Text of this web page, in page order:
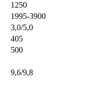
1250
1995-3900
3,0/5,0
405
500
9,6/9,8